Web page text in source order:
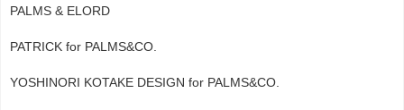
PALMS & ELORD
PATRICK for PALMS&CO.
YOSHINORI KOTAKE DESIGN for PALMS&CO.